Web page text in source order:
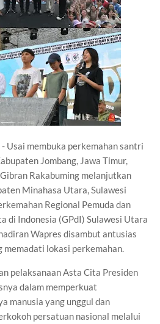
- Usai membuka perkemahan santri
Jombang, Jawa Timur,
Rakabuming melanjutkan
Minahasa Utara, Sulawesi
Regional Pemuda dan
di Indonesia (GPdI) Sulawesi Utara
Wapres disambut antusias
memadati lokasi perkemahan.
pelaksanaan Asta Cita Presiden
dalam memperkuat
manusia yang unggul dan
persatuan nasional melalui